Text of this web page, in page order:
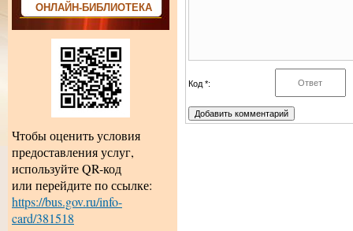
ОНЛАЙН-БИБЛИОТЕКА
Чтобы оценить условия
предоставления услуг,
используйте QR-код
или перейдите по ссылке:
https://bus.gov.ru/info-
card/381518
Код *: